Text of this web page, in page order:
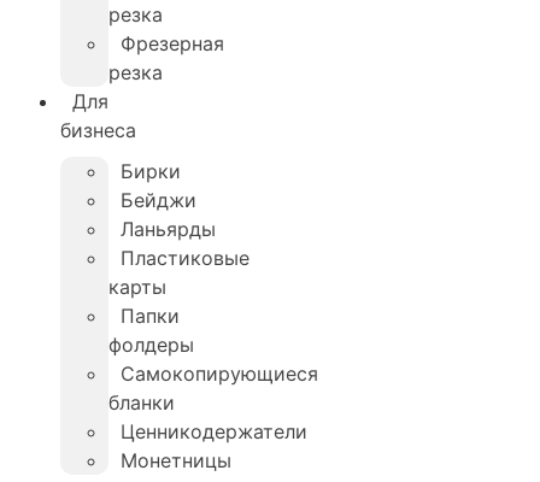
резка
Фрезерная
резка
Для
бизнеса
Бирки
Бейджи
Ланьярды
Пластиковые
карты
Папки
фолдеры
Самокопирующиеся
бланки
Ценникодержатели
Монетницы